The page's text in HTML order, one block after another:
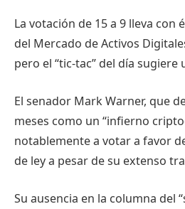
La votación de 15 a 9 lleva con
del Mercado de Activos
pero el “tic-tac” del día
El senador Mark Warner, que
meses como un “infierno
notablemente a votar a favor
de ley a pesar de su extenso
Su ausencia en la columna del